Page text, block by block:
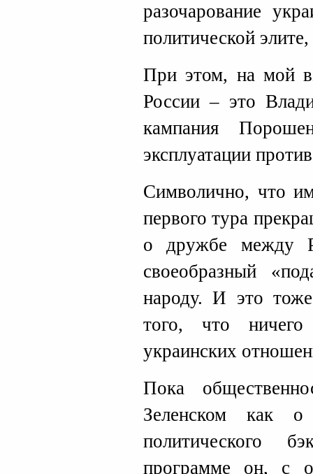
разочарование
политической
При этом, на мой
России – это
кампания
эксплуатации
Символично, что
первого тура
о дружбе между
своеобразный
народу. И это тоже
того, что
украинских
Пока
Зеленском как
политического
программе он, с